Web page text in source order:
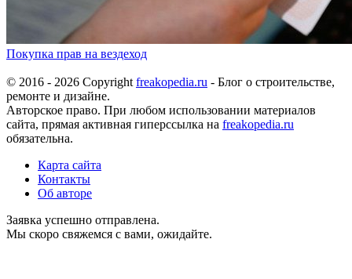
Покупка прав на вездеход
© 2016 - 2026 Copyright freakopedia.ru - Блог о строительстве,
ремонте и дизайне.
Авторское право. При любом использовании материалов
сайта, прямая активная гиперссылка на freakopedia.ru
обязательна.
Карта сайта
Контакты
Об авторе
Заявка успешно отправлена.
Мы скоро свяжемся с вами, ожидайте.